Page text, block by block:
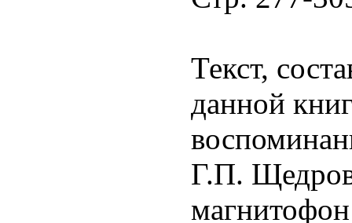
Текст,
данной
Г.П.
магнитофон